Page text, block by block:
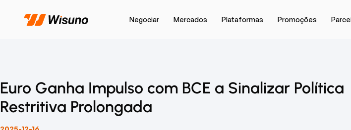
Negociar Mercados Plataformas Promoções
Euro Ganha Impulso com BCE a Sinalizar Política
Restritiva Prolongada